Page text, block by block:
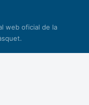
web oficial de la